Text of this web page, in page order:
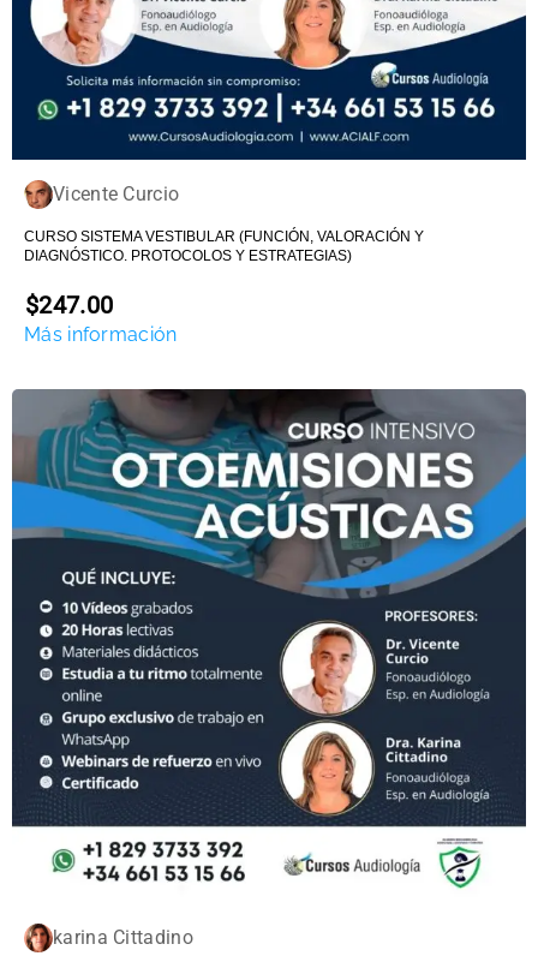
Vicente Curcio
CURSO SISTEMA VESTIBULAR (FUNCIÓN, VALORACIÓN Y
DIAGNÓSTICO. PROTOCOLOS Y ESTRATEGIAS)
$247.00
Más información
karina Cittadino